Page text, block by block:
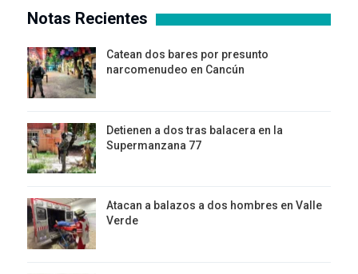
Notas Recientes
Catean dos bares por presunto
narcomenudeo en Cancún
Detienen a dos tras balacera en la
Supermanzana 77
Atacan a balazos a dos hombres en Valle
Verde